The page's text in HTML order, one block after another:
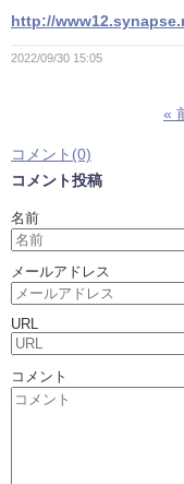
http://
2022/09/30 15:05
«
コメント(0)
コメント投稿
名前
メールアドレス
URL
コメント